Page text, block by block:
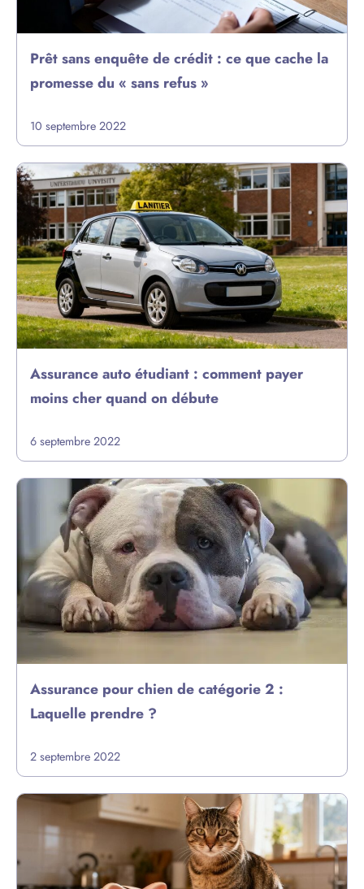
Prêt sans enquête de crédit : ce que cache la
promesse du « sans refus »
10 septembre 2022
Assurance auto étudiant : comment payer
moins cher quand on débute
6 septembre 2022
Assurance pour chien de catégorie 2 :
Laquelle prendre ?
2 septembre 2022